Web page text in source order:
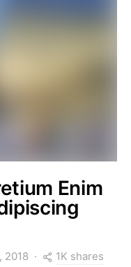
Enim
2018 1K shares